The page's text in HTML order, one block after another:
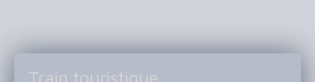
Train touristique